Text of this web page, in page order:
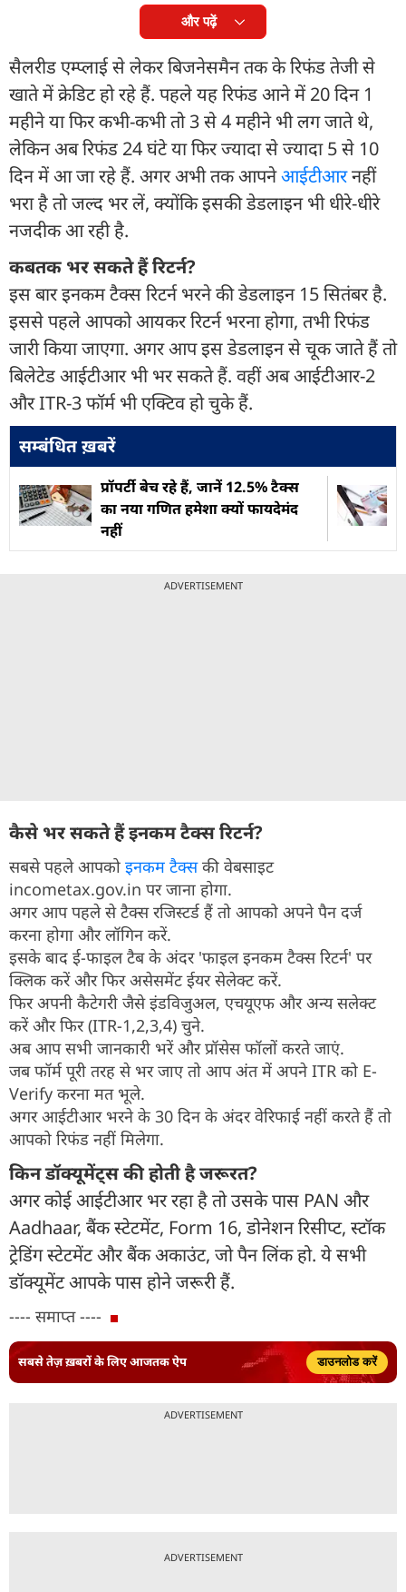
और पढ़ें
सैलरीड एम्‍प्लाई से लेकर बिजनेसमैन तक के रिफंड तेजी से
खाते में क्रेडिट हो रहे हैं. पहले यह रिफंड आने में 20 दिन 1
महीने या फिर कभी-कभी तो 3 से 4 महीने भी लग जाते थे,
लेकिन अब रिफंड 24 घंटे या फिर ज्‍यादा से ज्‍यादा 5 से 10
दिन में आ जा रहे हैं. अगर अभी तक आपनेआईटीआरनहीं
भरा है तो जल्‍द भर लें, क्‍योंकि इसकी डेडलाइन भी धीरे-धीरे
नजदीक आ रही है.
कबतक भर सकते हैं रिटर्न?
इस बार इनकम टैक्‍स रिटर्न भरने की डेडलाइन 15 सितंबर है.
इससे पहले आपको आयकर रिटर्न भरना होगा, तभी रिफंड
जारी किया जाएगा. अगर आप इस डेडलाइन से चूक जाते हैं तो
बिलेटेड आईटीआर भी भर सकते हैं. वहीं अब आईटीआर-2
और ITR-3 फॉर्म भी एक्टिव हो चुके हैं.
सम्बंधित ख़बरें
प्रॉपर्टी बेच रहे हैं, जानें 12.5% टैक्स
का नया गणित हमेशा क्यों फायदेमंद
नहीं
ADVERTISEMENT
कैसे भर सकते हैं इनकम टैक्‍स रिटर्न?
सबसे पहले आपको इनकम टैक्सकी वेबसाइट
incometax.gov.in पर जाना होगा.
अगर आप पहले से टैक्‍स रजिस्‍टर्ड हैं तो आपको अपने पैन दर्ज
करना होगा और लॉगिन करें.
इसके बाद ई-फाइल टैब के अंदर 'फाइल इनकम टैक्‍स रिटर्न' पर
क्लिक करें और फिर असेसमेंट ईयर सेलेक्‍ट करें.
फिर अपनी कैटेगरी जैसे इंडविजुअल, एचयूएफ और अन्‍य सलेक्‍ट
करें और फिर (ITR-1,2,3,4) चुने.
अब आप सभी जानकारी भरें और प्रॉसेस फॉलों करते जाएं.
जब फॉर्म पूरी तरह से भर जाए तो आप अंत में अपने ITR को E-
Verify करना मत भूले.
अगर आईटीआर भरने के 30 दिन के अंदर वेरिफाई नहीं करते हैं तो
आपको रिफंड नहीं मिलेगा.
किन डॉक्‍यूमेंट्स की होती है जरूरत?
अगर कोई आईटीआर भर रहा है तो उसके पास PAN और
Aadhaar, बैंक स्‍टेटमेंट, Form 16, डोनेशन रिसीप्‍ट, स्‍टॉक
ट्रेडिंग स्‍टेटमेंट और बैंक अकाउंट, जो पैन लिंक हो. ये सभी
डॉक्‍यूमेंट आपके पास होने जरूरी हैं.
---- समाप्त ----
सबसे तेज़ ख़बरों के लिए आजतक ऐप डाउनलोड करें
ADVERTISEMENT
ADVERTISEMENT